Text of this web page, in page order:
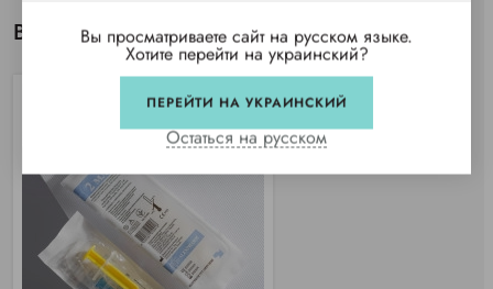
Вы просматривали
Вы просматриваете сайт на русском языке.
Хотите перейти на украинский?
ПЕРЕЙТИ НА УКРАИНСКИЙ
Остаться на русском